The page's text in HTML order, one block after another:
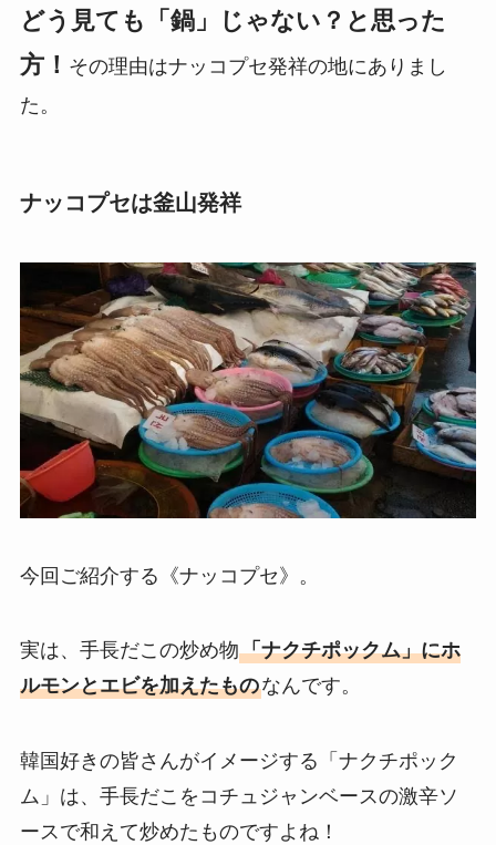
どう見ても「鍋」じゃない？と思った
方！ その理由はナッコプセ発祥の地にありまし
た。
ナッコプセは釜山発祥
今回ご紹介する《ナッコプセ》。
実は、手長だこの炒め物「ナクチポックム」にホ
ルモンとエビを加えたものなんです。
韓国好きの皆さんがイメージする「ナクチポック
ム」は、手長だこをコチュジャンベースの激辛ソ
ースで和えて炒めたものですよね！